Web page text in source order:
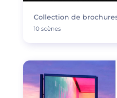
Collection de
10 scènes